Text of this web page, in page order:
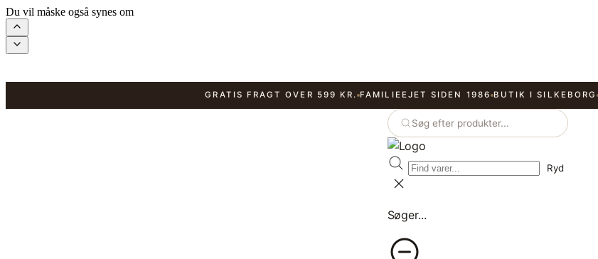
Du vil måske også synes om
GRATIS FRAGT OVER 599 KR. FAMILIEEJET SIDEN 1986 BUTIK I SILKEBORG
Søg efter produkter...
Ryd
Søger...